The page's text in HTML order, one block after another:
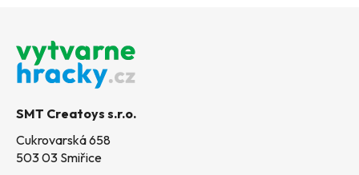
SMT Creatoys s.r.o.
Cukrovarská 658
503 03 Smiřice